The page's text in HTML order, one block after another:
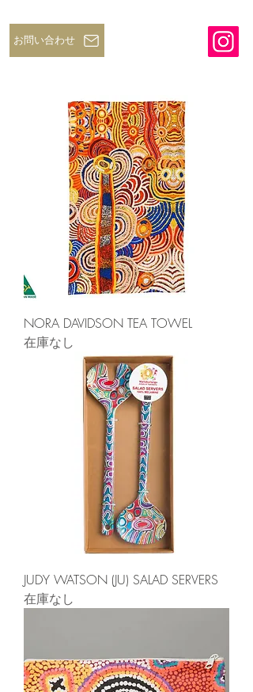
お問い合わせ
NORA DAVIDSON TEA TOWEL
在庫なし
JUDY WATSON (JU) SALAD SERVERS
在庫なし